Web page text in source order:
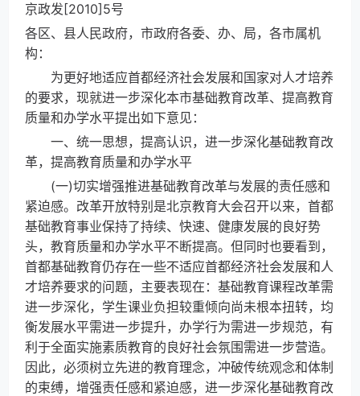
京政发[2010]5号
各区、县人民政府，市政府各委、办、局，各市属机
构：
为更好地适应首都经济社会发展和国家对人才培养
的要求，现就进一步深化本市基础教育改革、提高教育
质量和办学水平提出如下意见：
一、统一思想，提高认识，进一步深化基础教育改
革，提高教育质量和办学水平
(一)切实增强推进基础教育改革与发展的责任感和
紧迫感。改革开放特别是北京教育大会召开以来，首都
基础教育事业保持了持续、快速、健康发展的良好势
头，教育质量和办学水平不断提高。但同时也要看到，
首都基础教育仍存在一些不适应首都经济社会发展和人
才培养要求的问题，主要表现在：基础教育课程改革需
进一步深化，学生课业负担较重倾向尚未根本扭转，均
衡发展水平需进一步提升，办学行为需进一步规范，有
利于全面实施素质教育的良好社会氛围需进一步营造。
因此，必须树立先进的教育理念，冲破传统观念和体制
的束缚，增强责任感和紧迫感，进一步深化基础教育改